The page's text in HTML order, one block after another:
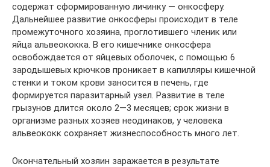
содержат сформированную личинку — онкосферу.
Дальнейшее развитие онкосферы происходит в теле
промежуточного хозяина, проглотившего членик или
яйца альвеококка. В его кишечнике онкосфера
освобождается от яйцевых оболочек, с помощью 6
зародышевых крючков проникает в капилляры кишечной
стенки и током крови заносится в печень, где
формируется паразитарный узел. Развитие в теле
грызунов длится около 2—3 месяцев; срок жизни в
организме разных хозяев неодинаков, у человека
альвеококк сохраняет жизнеспособность много лет.
Окончательный хозяин заражается в результате